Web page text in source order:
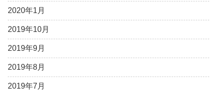
2020年1月
2019年10月
2019年9月
2019年8月
2019年7月